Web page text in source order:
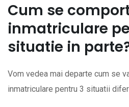
Cum se
inmatriculare
situatie in
Vom vedea mai departe cum se
inmatriculare pentru 3 situatii